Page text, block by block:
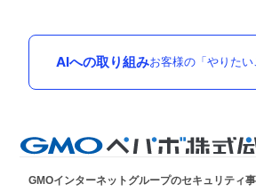
AIへの取り組みお客様の「やりた
GMOインターネットグループのセキュリティ